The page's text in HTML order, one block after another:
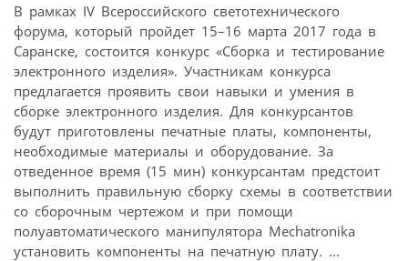
В рамках IV Всероссийского светотехнического
форума, который пройдет 15–16 марта 2017 года в
Саранске, состоится конкурс «Сборка и тестирование
электронного изделия». Участникам конкурса
предлагается проявить свои навыки и умения в
сборке электронного изделия. Для конкурсантов
будут приготовлены печатные платы, компоненты,
необходимые материалы и оборудование. За
отведенное время (15 мин) конкурсантам предстоит
выполнить правильную сборку схемы в соответствии
со сборочным чертежом и при помощи
полуавтоматического манипулятора Mechatronika
установить компоненты на печатную плату. ...